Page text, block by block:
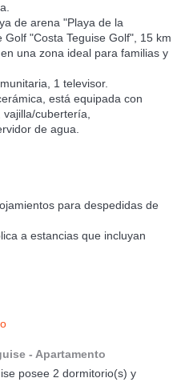
de arena "Playa de la
"Costa Teguise Golf", 15 km
una zona ideal para familias y
1 televisor.
está equipada con
cubertería,
de agua.
para despedidas de
a estancias que incluyan
- Apartamento
posee 2 dormitorio(s) y